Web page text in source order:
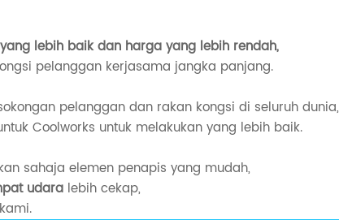
lebih baik dan harga yang lebih rendah,
pelanggan kerjasama jangka panjang.
pelanggan dan rakan kongsi di seluruh dunia,
Coolworks untuk melakukan yang lebih baik.
sahaja elemen penapis yang mudah,
udara lebih cekap,